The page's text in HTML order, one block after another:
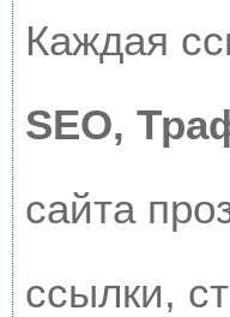
Каждая
SEO,
сайта
ссылки,